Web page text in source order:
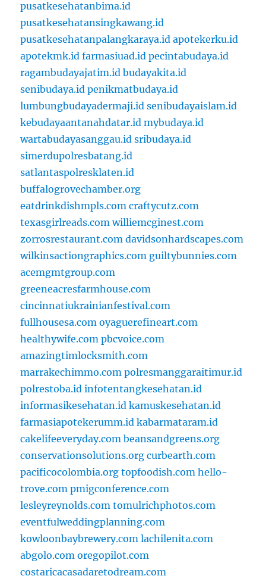
pusatkesehatanbima.id
pusatkesehatansingkawang.id
pusatkesehatanpalangkaraya.id apotekerku.id
apotekmk.id farmasiuad.id pecintabudaya.id
ragambudayajatim.id budayakita.id
senibudaya.id penikmatbudaya.id
lumbungbudayadermaji.id senibudayaislam.id
kebudayaantanahdatar.id mybudaya.id
wartabudayasanggau.id sribudaya.id
simerdupolresbatang.id
satlantaspolresklaten.id
buffalogrovechamber.org
eatdrinkdishmpls.com craftycutz.com
texasgirlreads.com williemcginest.com
zorrosrestaurant.com davidsonhardscapes.com
wilkinsactiongraphics.com guiltybunnies.com
acemgmtgroup.com
greeneacresfarmhouse.com
cincinnatiukrainianfestival.com
fullhousesa.com oyaguerefineart.com
healthywife.com pbcvoice.com
amazingtimlocksmith.com
marrakechimmo.com polresmanggaraitimur.id
polrestoba.id infotentangkesehatan.id
informasikesehatan.id kamuskesehatan.id
farmasiapotekerumm.id kabarmataram.id
cakelifeeveryday.com beansandgreens.org
conservationsolutions.org curbearth.com
pacificocolombia.org topfoodish.com hello-
trove.com pmigconference.com
lesleyreynolds.com tomulrichphotos.com
eventfulweddingplanning.com
kowloonbaybrewery.com lachilenita.com
abgolo.com oregopilot.com
costaricacasadaretodream.com